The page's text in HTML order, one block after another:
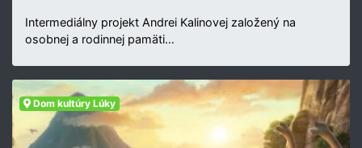
Intermediálny projekt Andrei Kalinovej založený na
osobnej a rodinnej pamäti…
Dom kultúry Lúky